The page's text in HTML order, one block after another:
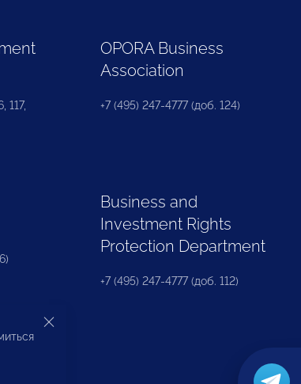
117,
OPORA Business
Association
+7 (495) 247-4777 (доб. 124)
Business and
Investment Rights
Protection Department
+7 (495) 247-4777 (доб. 112)